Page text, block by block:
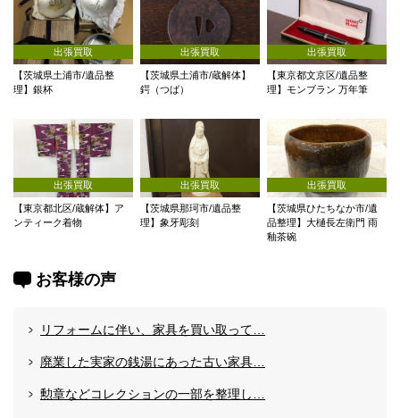
出張買取
【茨城県土浦市/遺品整
理】銀杯
出張買取
【茨城県土浦市/蔵解体】
鍔（つば）
出張買取
【東京都文京区/遺品整
理】モンブラン 万年筆
出張買取
【東京都北区/蔵解体】ア
ンティーク着物
出張買取
【茨城県那珂市/遺品整
理】象牙彫刻
出張買取
【茨城県ひたちなか市/遺
品整理】大樋長左衛門 雨
釉茶碗
お客様の声
リフォームに伴い、家具を買い取って…
廃業した実家の銭湯にあった古い家具…
勲章などコレクションの一部を整理し…